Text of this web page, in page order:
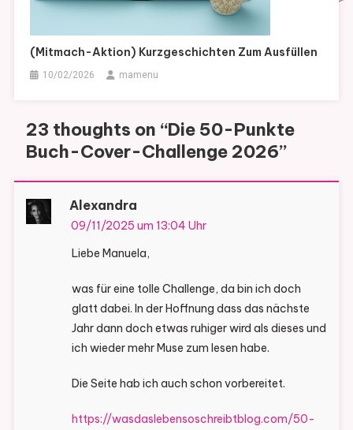
(Mitmach-Aktion) Kurzgeschichten Zum Ausfüllen
10/02/2026 mamenu
23 thoughts on “Die 50-Punkte
Buch-Cover-Challenge 2026”
Alexandra
09/11/2025 um 13:04 Uhr
Liebe Manuela,
was für eine tolle Challenge, da bin ich doch
glatt dabei. In der Hoffnung dass das nächste
Jahr dann doch etwas ruhiger wird als dieses und
ich wieder mehr Muse zum lesen habe.
Die Seite hab ich auch schon vorbereitet.
https://wasdaslebensoschreibtblog.com/50-